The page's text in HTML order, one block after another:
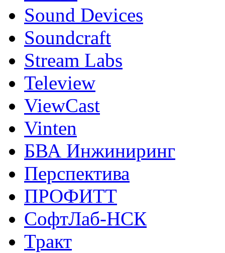
Sound Devices
Soundcraft
Stream Labs
Teleview
ViewCast
Vinten
БВА Инжиниринг
Перспектива
ПРОФИТТ
СофтЛаб-НСК
Тракт